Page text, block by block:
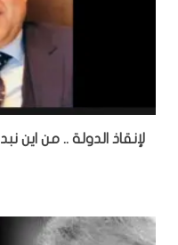
لإنقاذ الدولة .. من اين